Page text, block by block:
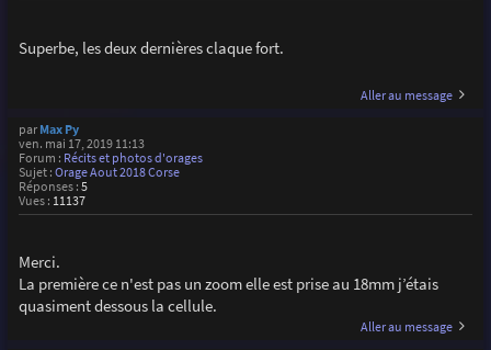
Superbe, les deux dernières claque fort.
Aller au message
par Max Py
ven. mai 17, 2019 11:13
Forum : Récits et photos d'orages
Sujet : Orage Aout 2018 Corse
Réponses : 5
Vues : 11137
Merci.
La première ce n'est pas un zoom elle est prise au 18mm j’étais
quasiment dessous la cellule.
Aller au message